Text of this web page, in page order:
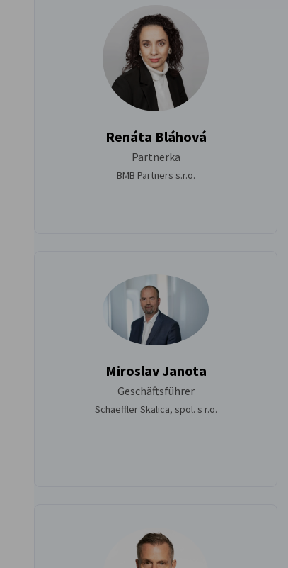
Renáta Bláhová
Partnerka
BMB Partners s.r.o.
Miroslav Janota
Geschäftsführer
Schaeffler Skalica, spol. s r.o.